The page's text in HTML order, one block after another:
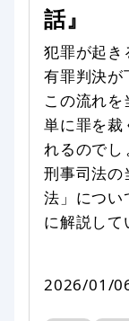
話』
犯罪が起き
有罪判決が
この流れを
単に罪を裁
れるのでし
刑事司法の
法」につい
に解説して
2026/01/